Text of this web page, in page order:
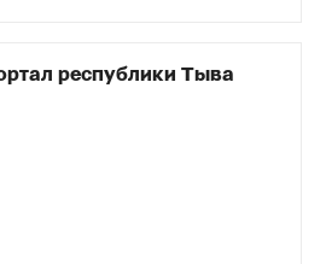
республики Тыва